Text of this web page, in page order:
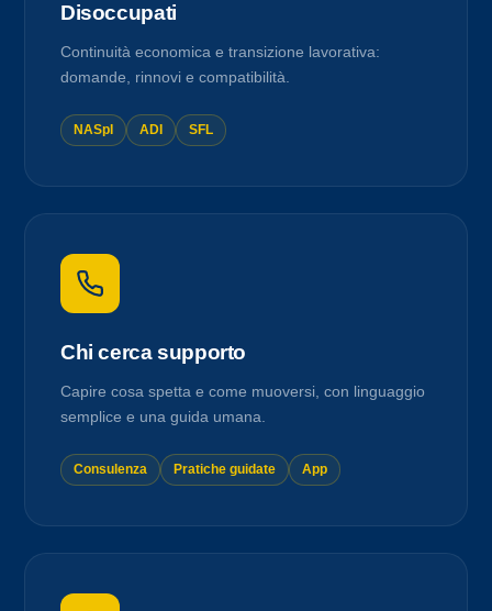
Disoccupati
Continuità economica e transizione lavorativa:
domande, rinnovi e compatibilità.
NASpI ADI SFL
Chi cerca supporto
Capire cosa spetta e come muoversi, con linguaggio
semplice e una guida umana.
Consulenza Pratiche guidate App